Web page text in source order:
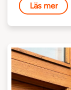
Läs mer